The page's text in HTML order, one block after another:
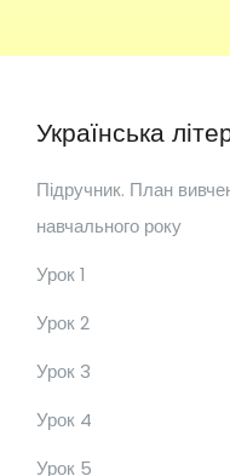
Українська
Підручник. План
навчального року
Урок 1
Урок 2
Урок 3
Урок 4
Урок 5